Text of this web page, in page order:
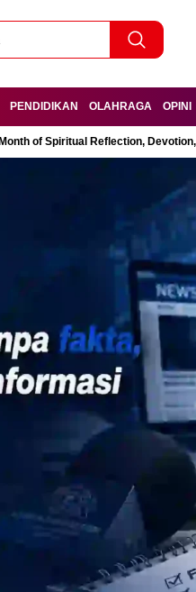
PENDIDIKAN OLAHRAGA OPINI
of Spiritual Reflection,